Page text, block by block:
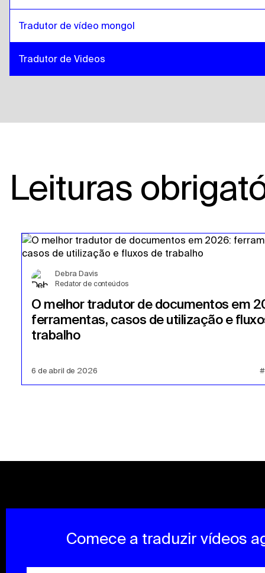
Tradutor de vídeo mongol
Tradutor de Videos
Leituras
Debra Davis
Redator de conteúdos
O melhor tradutor de documentos em
ferramentas, casos de utilização e
trabalho
6 de abril de 2026
Comece a traduzir vídeos